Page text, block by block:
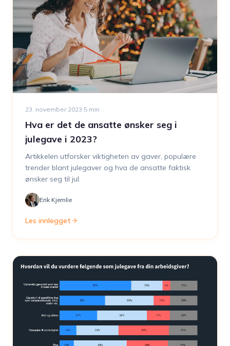
23. november 2023·5 min
Hva er det de ansatte ønsker seg i
julegave i 2023?
Artikkelen utforsker viktigheten av gaver, populære
trender blant julegaver og hva de ansatte faktisk
ønsker seg til jul.
Erik Kjernlie
Les innlegget